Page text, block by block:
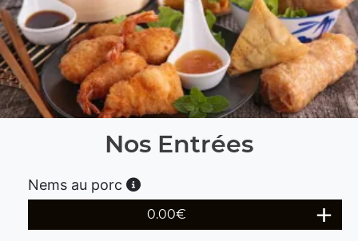
Nos Entrées
Nems au porc
0.00€